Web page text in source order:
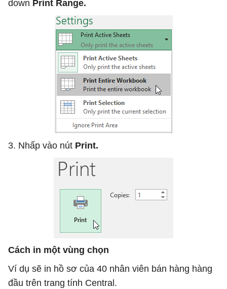
down Print Range.
3. Nhấp vào nút Print.
Cách in một vùng chọn
Ví dụ sẽ in hồ sơ của 40 nhân viên bán hàng hàng
đầu trên trang tính Central.